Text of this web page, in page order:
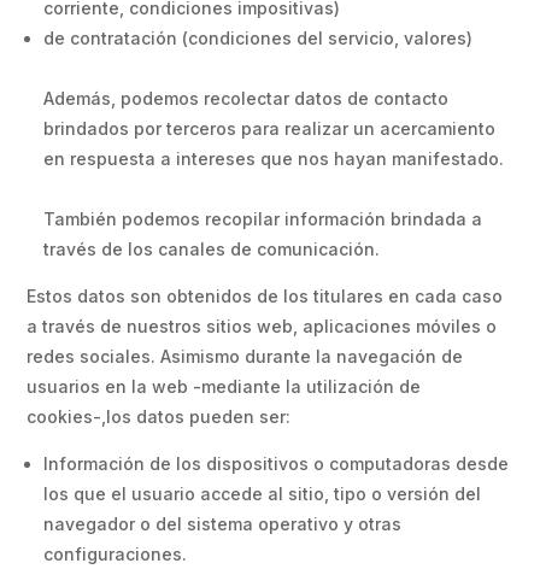
corriente, condiciones impositivas)
de contratación (condiciones del servicio, valores)
Además, podemos recolectar datos de contacto
brindados por terceros para realizar un acercamiento
en respuesta a intereses que nos hayan manifestado.
También podemos recopilar información brindada a
través de los canales de comunicación.
Estos datos son obtenidos de los titulares en cada caso
a través de nuestros sitios web, aplicaciones móviles o
redes sociales. Asimismo durante la navegación de
usuarios en la web -mediante la utilización de
cookies-,los datos pueden ser:
Información de los dispositivos o computadoras desde
los que el usuario accede al sitio, tipo o versión del
navegador o del sistema operativo y otras
configuraciones.